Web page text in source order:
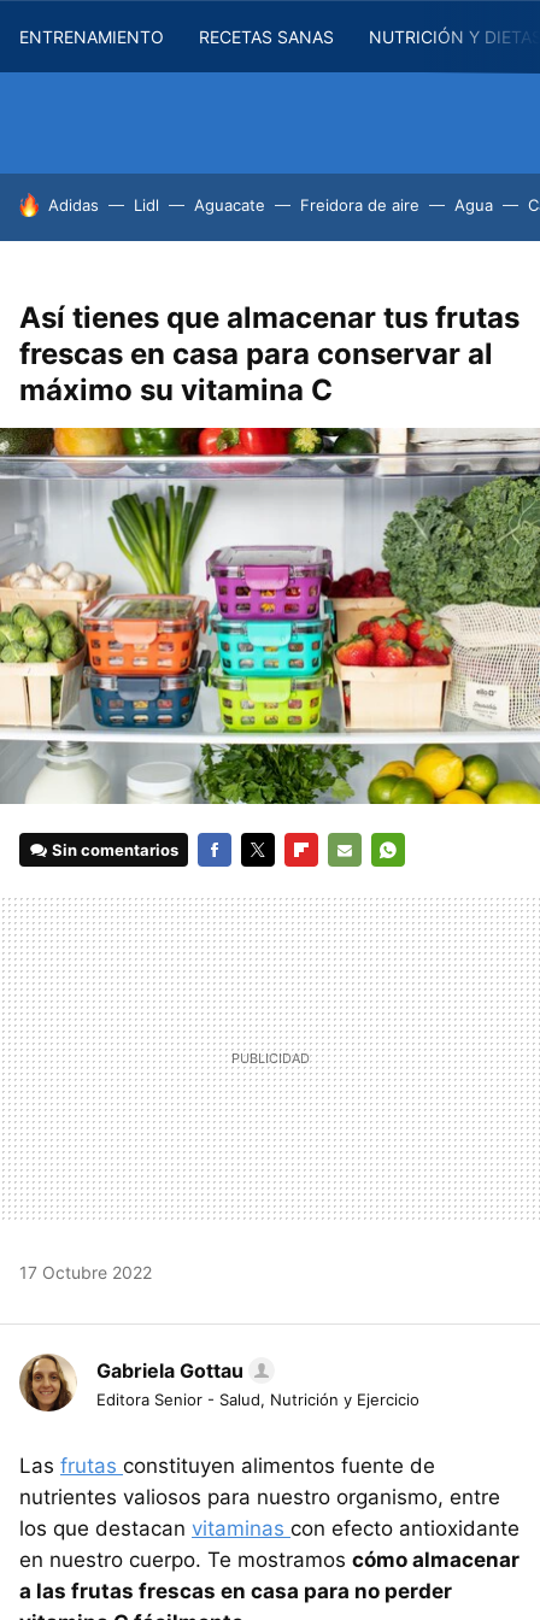
ENTRENAMIENTO RECETAS SANAS NUTRICIÓN Y
HOY SE HABLA DE
Adidas Lidl Aguacate Freidora de aire Agua
Así tienes que almacenar tus frutas
frescas en casa para conservar al
máximo su vitamina C
Sin comentarios
MAIL
17 Octubre 2022
Gabriela Gottau
Editora Senior - Salud, Nutrición y Ejercicio
Las frutas constituyen alimentos fuente de
nutrientes valiosos para nuestro organismo, entre
los que destacan vitaminas con efecto antioxidante
en nuestro cuerpo. Te mostramos cómo almacenar
a las frutas frescas en casa para no perder